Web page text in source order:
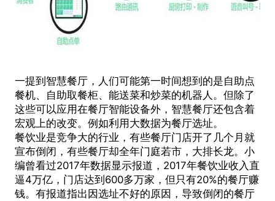
一提到智慧餐厅，人们可能第一时间想到的是自助点
餐机、自助取餐柜、能送菜和炒菜的机器人。但除了
这些可以应用在餐厅智能设备外，智慧餐厅还包含着
宏观上的改变。例如利用大数据为餐厅选址。
餐饮业是竞争大的行业，有些餐厅门店开了几个月就
宣布倒闭，有些餐厅却全年门庭若市，大排长龙。小
编曾看过2017年数据显示报道，2017年餐饮业收入直
逼4万亿，门店达到600多万家，但只有20%的餐厅赚
钱。有报道指出因选址不好的原因，导致倒闭的餐厅